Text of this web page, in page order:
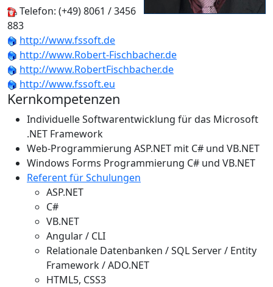
Telefon: (+49) 8061 / 3456
883
http://www.fssoft.de
http://www.Robert-Fischbacher.de
http://www.RobertFischbacher.de
http://www.fssoft.eu
Kernkompetenzen
Individuelle Softwarentwicklung für das Microsoft
.NET Framework
Web-Programmierung ASP.NET mit C# und VB.NET
Windows Forms Programmierung C# und VB.NET
Referent für Schulungen
ASP.NET
C#
VB.NET
Angular / CLI
Relationale Datenbanken / SQL Server / Entity
Framework / ADO.NET
HTML5, CSS3